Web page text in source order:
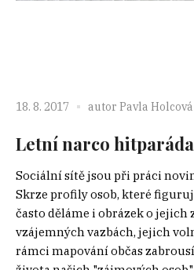
18. 8. 2017 autor Pavla Holcová
Letní narco hitparáda
Sociální sítě jsou při práci
Skrze profily osob, které
často děláme i obrázek o jejich
vzájemných vazbách, jejich
rámci mapování občas